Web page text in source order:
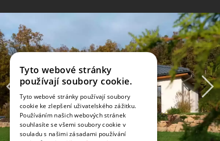
Tyto webové stránky
používají soubory cookie.
Tyto webové stránky používají soubory
cookie ke zlepšení uživatelského zážitku.
Používáním našich webových stránek
souhlasíte se všemi soubory cookie v
souladu s našimi zásadami používání